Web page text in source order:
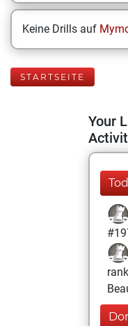
Keine Drills auf
STARTSEITE
Your